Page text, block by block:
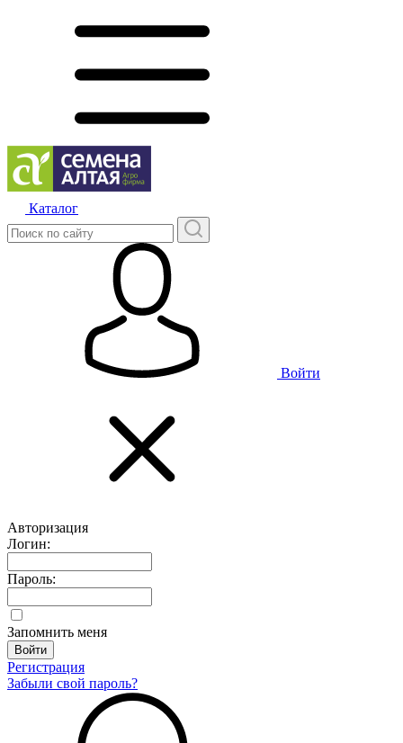
Каталог
Войти
Авторизация
Логин:
Пароль:
Запомнить меня
Регистрация
Забыли свой пароль?